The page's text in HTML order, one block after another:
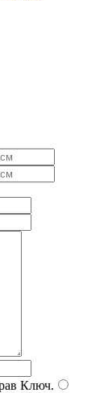
Ключ.